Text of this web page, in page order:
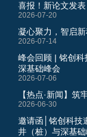
喜报！新论文发
2026-07-20
凝心聚力，智启
2026-07-14
峰会回顾 | 铭创
深基础峰会
2026-07-06
【热点·新闻】筑
2026-06-30
邀请函│铭创科技
井（桩）与深基